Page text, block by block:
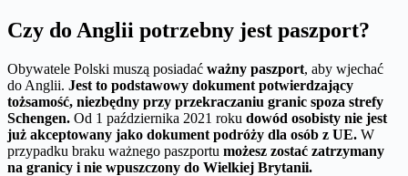
Czy do Anglii potrzebny jest paszport?
Obywatele Polski muszą posiadać ważny paszport, aby wjechać
do Anglii. Jest to podstawowy dokument potwierdzający
tożsamość, niezbędny przy przekraczaniu granic spoza strefy
Schengen. Od 1 października 2021 roku dowód osobisty nie jest
już akceptowany jako dokument podróży dla osób z UE. W
przypadku braku ważnego paszportu możesz zostać zatrzymany
na granicy i nie wpuszczony do Wielkiej Brytanii.